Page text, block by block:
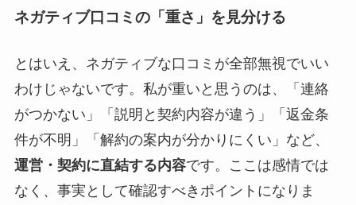
ネガティブ口コミの「重さ」を見分ける
とはいえ、ネガティブな口コミが全部無視でいい
わけじゃないです。私が重いと思うのは、「連絡
がつかない」「説明と契約内容が違う」「返金条
件が不明」「解約の案内が分かりにくい」など、
運営・契約に直結する内容です。ここは感情では
なく、事実として確認すべきポイントになりま